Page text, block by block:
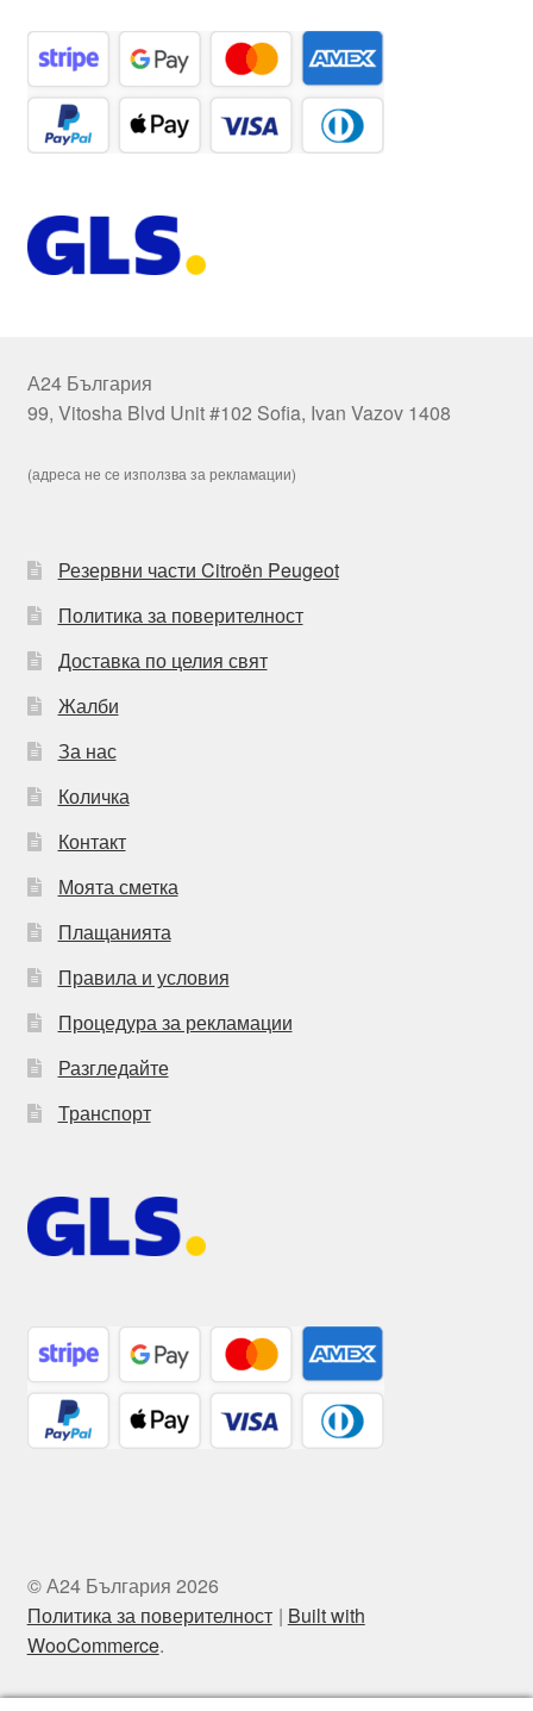
А24 България
99, Vitosha Blvd Unit #102 Sofia, Ivan Vazov 1408
(адреса не се използва за рекламации)
Резервни части Citroën Peugeot
Политика за поверителност
Доставка по целия свят
Жалби
За нас
Количка
Контакт
Моята сметка
Плащанията
Правила и условия
Процедура за рекламации
Разгледайте
Транспорт
© А24 България 2026
Политика за поверителност
Built with
WooCommerce.